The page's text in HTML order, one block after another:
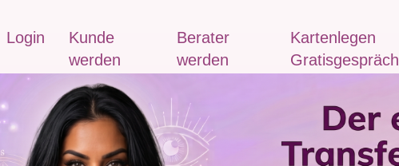
Login
Kunde
werden
Berater
werden
Kartenlegen
Gratisgespräch